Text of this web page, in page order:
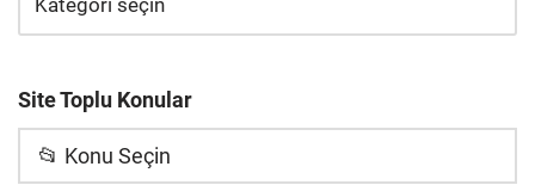
Site Toplu Konular
📂 Konu Seçin